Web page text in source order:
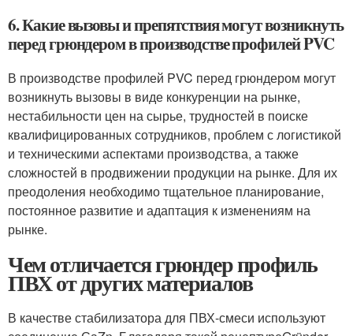
6. Какие вызовы и препятствия могут возникнуть
перед грюндером в производстве профилей PVC
В производстве профилей PVC перед грюндером могут
возникнуть вызовы в виде конкуренции на рынке,
нестабильности цен на сырье, трудностей в поиске
квалифицированных сотрудников, проблем с логистикой
и техническими аспектами производства, а также
сложностей в продвижении продукции на рынке. Для их
преодоления необходимо тщательное планирование,
постоянное развитие и адаптация к изменениям на
рынке.
Чем отличается грюндер профиль
ПВХ от других материалов
В качестве стабилизатора для ПВХ-смеси используют